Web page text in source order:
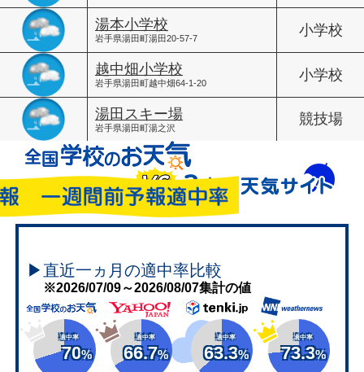
湯本小学校
岩手県湯田町湯田20-57-7
小学校
越中畑小学校
岩手県湯田町越中畑64-1-20
小学校
湯田スキー場
岩手県湯田町湯之沢
競技場
▶直近一ヵ月の適中率比較
※2026/07/09～2026/08/07集計の値
適中率
70%
適中率
66.7%
適中率
63.3%
適中率
73.3%